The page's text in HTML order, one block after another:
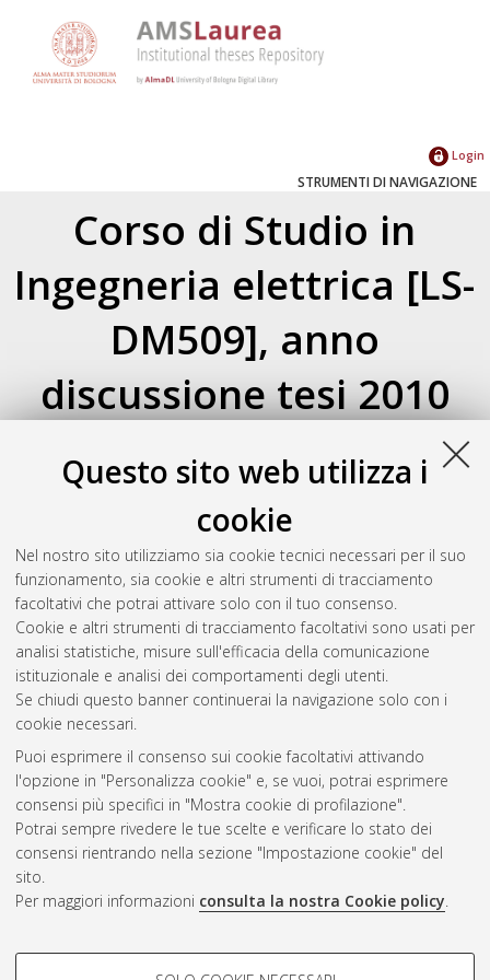
Questo sito web utilizza i
cookie
Nel nostro sito utilizziamo sia cookie tecnici necessari per il suo
funzionamento, sia cookie e altri strumenti di tracciamento
facoltativi che potrai attivare solo con il tuo consenso.
Cookie e altri strumenti di tracciamento facoltativi sono usati per
analisi statistiche, misure sull'efficacia della comunicazione
istituzionale e analisi dei comportamenti degli utenti.
Se chiudi questo banner continuerai la navigazione solo con i
cookie necessari.
Puoi esprimere il consenso sui cookie facoltativi attivando
l'opzione in "Personalizza cookie" e, se vuoi, potrai esprimere
consensi più specifici in "Mostra cookie di profilazione".
Potrai sempre rivedere le tue scelte e verificare lo stato dei
consensi rientrando nella sezione "Impostazione cookie" del
sito.
Per maggiori informazioni consulta la nostra Cookie policy.
COOKIE DI PROFILAZIONE -
Login
STRUMENTI DI NAVIGAZIONE
Corso di Studio in
Ingegneria elettrica [LS-
DM509], anno
discussione tesi 2010
Atom
RSS 1.0
Autore della tesi|
Indirizzo |Orientamento|Nessun raggruppamento
Numero di documenti:0.
Questa lista e' stata generata ilSat Aug 8 20:37:44 2026
CEST
Atom
Rss 1.0
Rss 2.0
AMS Laurea
Impostazioni Cookie